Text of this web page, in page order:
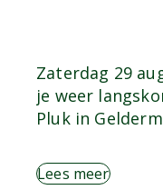
Zaterdag 29
je weer
Pluk in
Lees meer